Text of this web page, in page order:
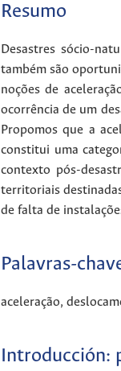
Resumo
Desastres sócio-
também são
noções de
ocorrência de um
Propomos que a
constitui uma
contexto pós-
territoriais
de falta de
Palavras-
aceleração,
Introducción: